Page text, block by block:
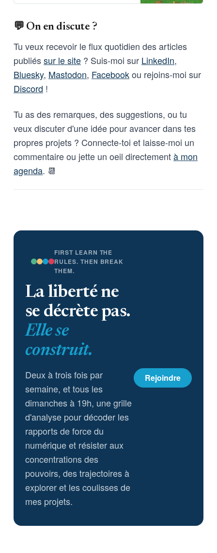
résolution pour :(1) obtenir du
des systèmes IA déployés et de
leurs garanties contractuelles ;
minimales ; et (3) se prononcer
sur l’usage de l’IA pour la
💬 On en discute ?
Tu veux recevoir le flux quotidien des articles
publiéssur le site ? Suis-moi sur LinkedIn,
Bluesky, Mastodon, Facebookou rejoins-moi sur
Discord !
Tu as des remarques, des suggestions, ou tu
veux discuter d'une idée pour avancer dans tes
propres projets ? Connecte-toi et laisse-moi un
commentaire ou jette un oeil directementà mon
agenda. 📆
FIRST LEARN THE
RULES. THEN BREAK
THEM.
La liberté ne
se décrète pas.
Elle se
construit.
Deux à trois fois par
semaine, et tous les
dimanches à 19h, une grille
d'analyse pour décoder les
rapports de force du
numérique et résister aux
concentrations des
pouvoirs, des trajectoires à
explorer et les coulisses de
mes projets.
Rejoindre